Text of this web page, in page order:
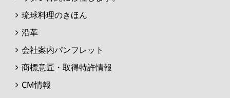
琉球料理のきほん
沿革
会社案内パンフレット
商標意匠・取得特許情報
CM情報